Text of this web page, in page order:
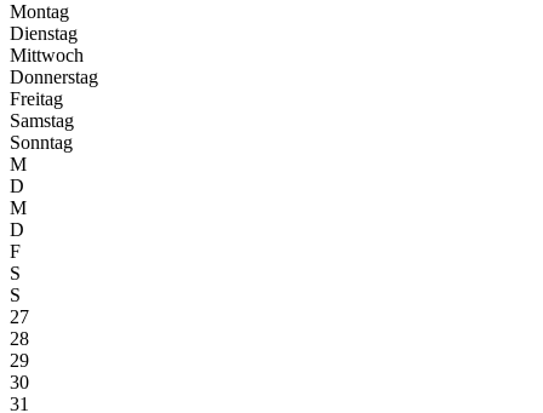
Montag
Dienstag
Mittwoch
Donnerstag
Freitag
Samstag
Sonntag
M
D
M
D
F
S
S
27
28
29
30
31